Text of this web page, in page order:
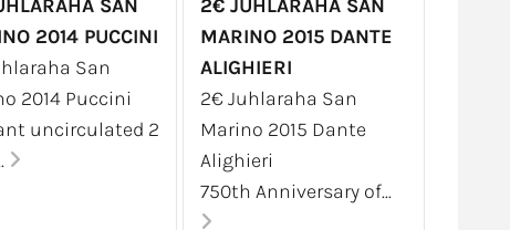
SAN
2014 PUCCINI
San
2014 Puccini
uncirculated 2
2€ JUHLARAHA SAN
MARINO 2015 DANTE
ALIGHIERI
2€ Juhlaraha San
Marino 2015 Dante
Alighieri
750th Anniversary of...